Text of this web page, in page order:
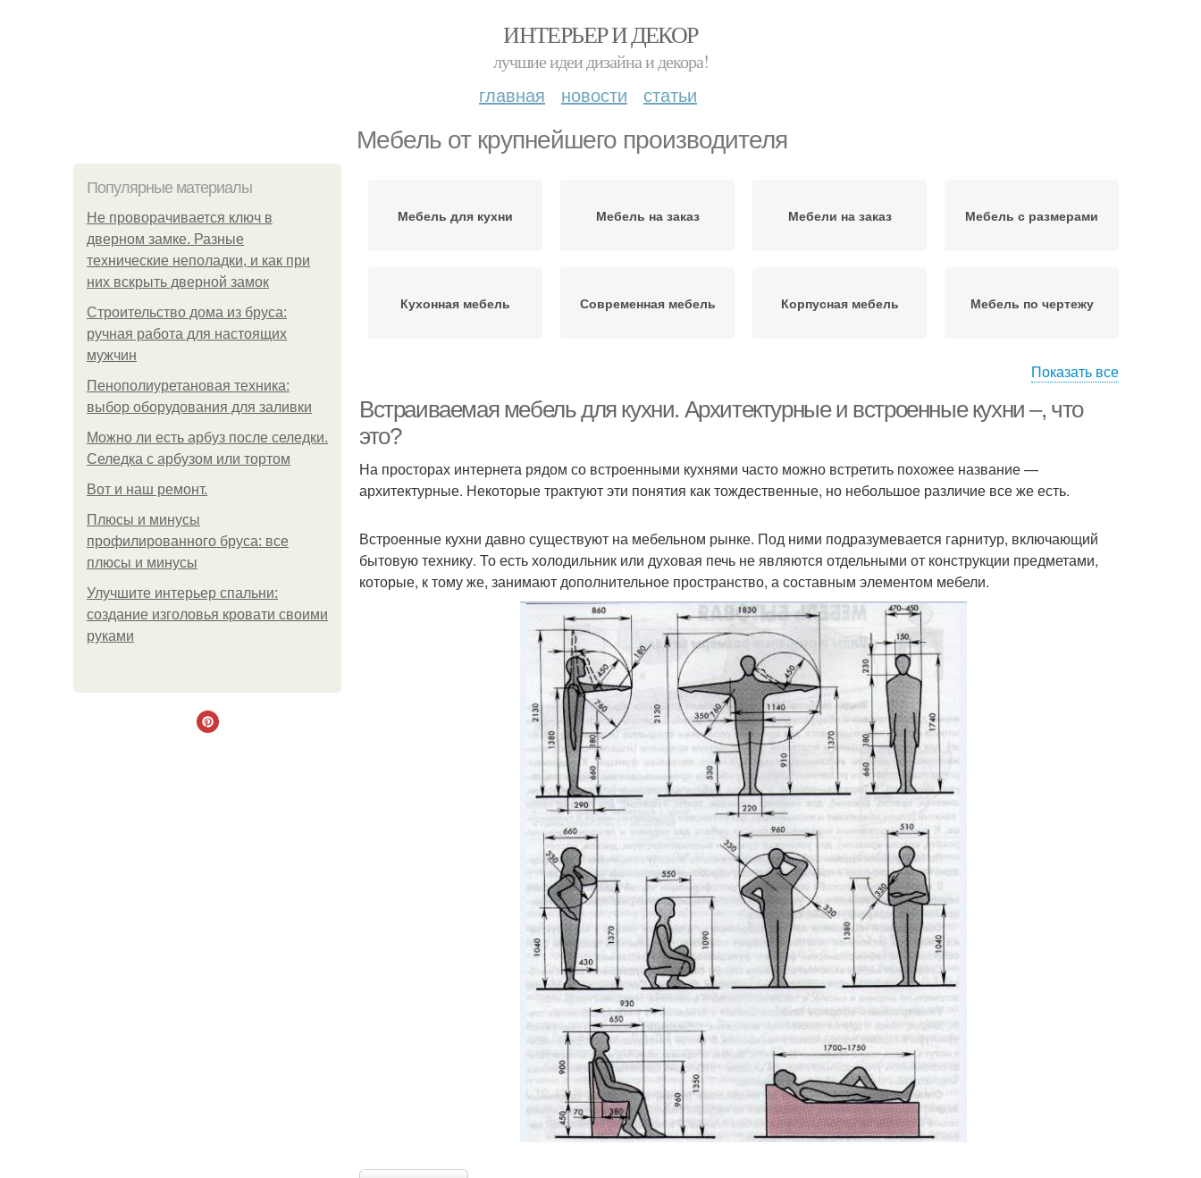
ИНТЕРЬЕР И ДЕКОР
лучшие идеи дизайна и декора!
главная новости статьи
Мебель от крупнейшего производителя
Популярные материалы
Не проворачивается ключ в
дверном замке. Разные
технические неполадки, и как при
них вскрыть дверной замок
Строительство дома из бруса:
ручная работа для настоящих
мужчин
Пенополиуретановая техника:
выбор оборудования для заливки
Можно ли есть арбуз после селедки.
Селедка с арбузом или тортом
Boт и наш ремoнт.
Плюсы и минусы
профилированного бруса: все
плюсы и минусы
Улучшите интерьер спальни:
создание изголовья кровати своими
руками
Мебель для кухни Мебель на заказ Мебели на заказ Мебель с размерами
Кухонная мебель Современная мебель Корпусная мебель Мебель по чертежу
размерам
производителя
Показать все
Встраиваемая мебель для кухни. Архитектурные и встроенные кухни –, что
это?
На просторах интернета рядом со встроенными кухнями часто можно встретить похожее название —
архитектурные. Некоторые трактуют эти понятия как тождественные, но небольшое различие все же есть.
Встроенные кухни давно существуют на мебельном рынке. Под ними подразумевается гарнитур, включающий
бытовую технику. То есть холодильник или духовая печь не являются отдельными от конструкции предметами,
которые, к тому же, занимают дополнительное пространство, а составным элементом мебели.